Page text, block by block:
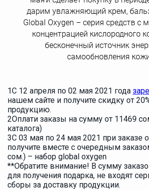
дарим увлажняющий крем,
Global Oxygen – серия средств с
концентрацией кислородного
бесконечный источник
самообновления
1С 12 апреля по 02 мая 2021 года
нашем сайте и получите скидку от
продукцию.
2Оплати заказы на сумму от 11469
каталога)
3С 03 мая по 24 мая 2021 при заказе
получите вместе с очередным
сом.) – набор global oxygen
**Обратите внимание! В сумму
для получения подарка, не входят
сборы за доставку продукции.